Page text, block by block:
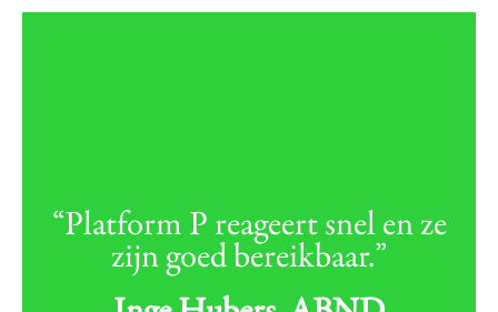
“Platform P reageert snel en ze
zijn goed bereikbaar.”